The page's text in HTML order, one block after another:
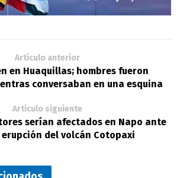
Artículo anterior
en Huaquillas; hombres fueron
conversaban en una esquina
Artículo siguiente
serían afectados en Napo ante
del volcán Cotopaxi